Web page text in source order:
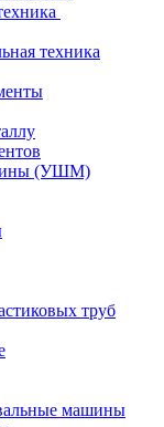
техника
(УШМ)
труб
машины